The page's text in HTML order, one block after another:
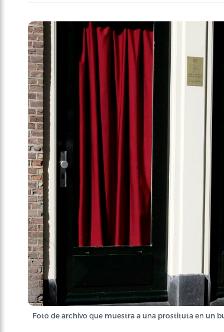
Foto de archivo que muestra a una prostituta en un